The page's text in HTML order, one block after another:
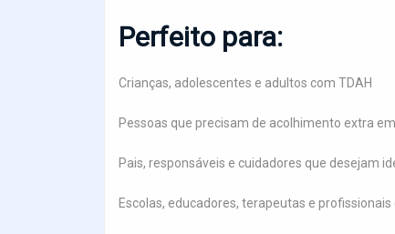
Perfeito para:
Crianças, adolescentes e adultos com TDAH
Pessoas que precisam de acolhimento extra
Pais, responsáveis e cuidadores que desejam
Escolas, educadores, terapeutas e